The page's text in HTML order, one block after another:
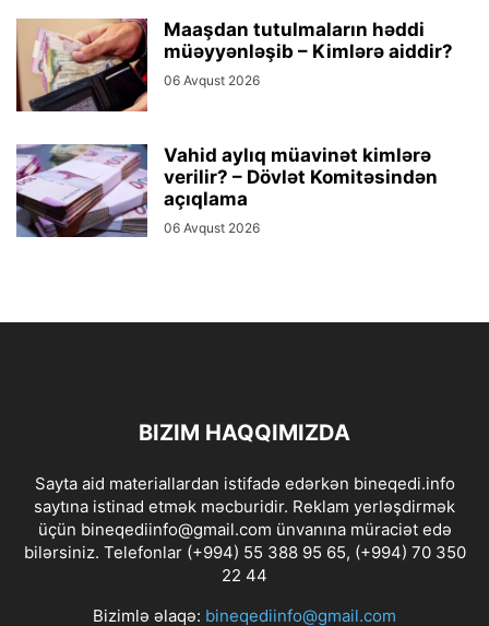
Maaşdan tutulmaların həddi
müəyyənləşib – Kimlərə aiddir?
06 Avqust 2026
Vahid aylıq müavinət kimlərə
verilir? – Dövlət Komitəsindən
açıqlama
06 Avqust 2026
BIZIM HAQQIMIZDA
Sayta aid materiallardan istifadə edərkən bineqedi.info
saytına istinad etmək məcburidir. Reklam yerləşdirmək
üçün bineqediinfo@gmail.com ünvanına müraciət edə
bilərsiniz. Telefonlar (+994) 55 388 95 65, (+994) 70 350
22 44
Bizimlə əlaqə: bineqediinfo@gmail.com